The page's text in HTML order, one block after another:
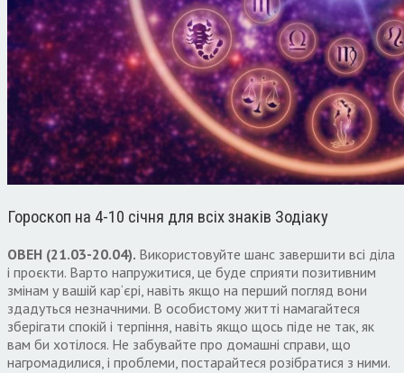
Гороскоп на 4-10 січня для всіх знаків Зодіаку
ОВЕН (21.03-20.04). Використовуйте шанс завершити всі діла
і проєкти. Варто напружитися, це буде сприяти позитивним
змінам у вашій кар‘єрі, навіть якщо на перший погляд вони
здадуться незначними. В особистому житті намагайтеся
зберігати спокій і терпіння, навіть якщо щось піде не так, як
вам би хотілося. Не забувайте про домашні справи, що
нагромадилися, і проблеми, постарайтеся розібратися з ними.